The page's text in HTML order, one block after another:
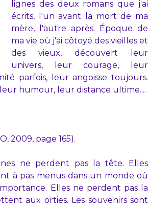
lignes des deux romans que j'ai
écrits, l'un avant la mort de ma
mère, l'autre après. Époque de
ma vie où j'ai côtoyé des vieilles et
des vieux, découvert leur
univers, leur courage, leur
parfois, leur angoisse toujours.
humour, leur distance ultime....
2009, page 165).
ne perdent pas la tête. Elles
à pas menus dans un monde où
Elles ne perdent pas la
aux orties. Les souvenirs sont